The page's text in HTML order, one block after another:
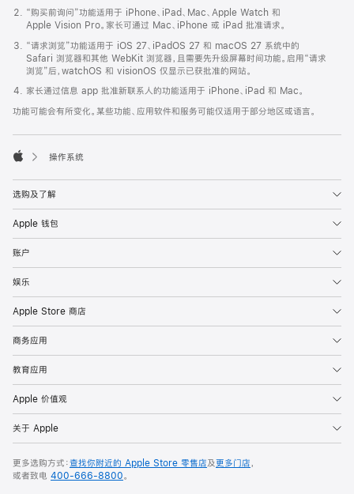
“购买前询问”功能适用于 iPhone、iPad、Mac、Apple Watch 和
Apple Vision Pro。家长可通过 Mac、iPhone 或 iPad 批准请求。
“请求浏览”功能适用于 iOS 27、iPadOS 27 和 macOS 27 系统中的
Safari 浏览器和其他 WebKit 浏览器，且需要先升级屏幕时间功能。启用“请求
浏览”后，watchOS 和 visionOS 仅显示已获批准的网站。
家长通过信息 app 批准新联系人的功能适用于 iPhone、iPad 和 Mac。
功能可能会有所变化。某些功能、应用软件和服务可能仅适用于部分地区或语言。

操作系统
选购及了解
Apple 钱包
账户
娱乐
Apple Store 商店
商务应用
教育应用
Apple 价值观
关于 Apple
更多选购方式：查找你附近的 Apple Store 零售店及更多门店，
或者致电 400-666-8800。